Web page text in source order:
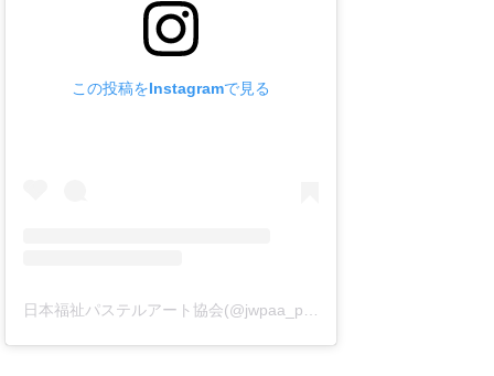
この投稿をInstagramで見る
日本福祉パステルアート協会(@jwpaa_pastelart)がシェアした投稿